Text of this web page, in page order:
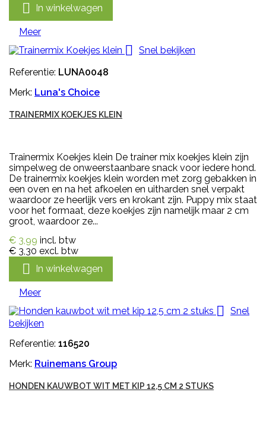
 In winkelwagen
Meer

Snel bekijken
Referentie: LUNA0048
Merk: Luna's Choice
TRAINERMIX KOEKJES KLEIN
Trainermix Koekjes klein De trainer mix koekjes klein zijn
simpelweg de onweerstaanbare snack voor iedere hond.
De trainermix koekjes klein worden met zorg gebakken in
een oven en na het afkoelen en uitharden snel verpakt
waardoor ze heerlijk vers en krokant zijn. Puppy mix staat
voor het formaat, deze koekjes zijn namelijk maar 2 cm
groot, waardoor ze...
€ 3,99 incl. btw
€ 3,30 excl. btw
 In winkelwagen
Meer

Snel
bekijken
Referentie: 116520
Merk: Ruinemans Group
HONDEN KAUWBOT WIT MET KIP 12,5 CM 2 STUKS